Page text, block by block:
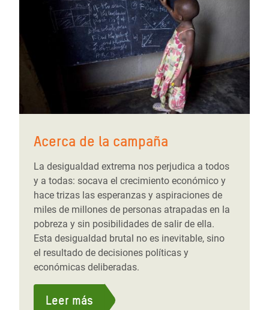
Acerca de la campaña
La desigualdad extrema nos perjudica a todos
y a todas: socava el crecimiento económico y
hace trizas las esperanzas y aspiraciones de
miles de millones de personas atrapadas en la
pobreza y sin posibilidades de salir de ella.
Esta desigualdad brutal no es inevitable, sino
el resultado de decisiones políticas y
económicas deliberadas.
Leer más